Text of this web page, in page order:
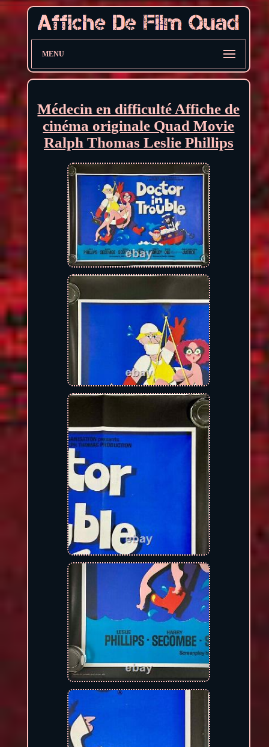
MENU
Médecin en difficulté Affiche de
cinéma originale Quad Movie
Ralph Thomas Leslie Phillips